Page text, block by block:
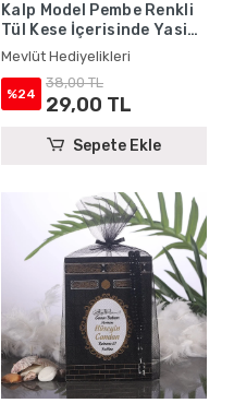
Kalp Model Pembe Renkli
Tül Kese İçerisinde Yasin
Kitabı ve Tesbih - Mevlüt
Hediyelikleri
Mevlüt Hediyelikleri
%24
38,00 TL
29,00 TL
Sepete Ekle